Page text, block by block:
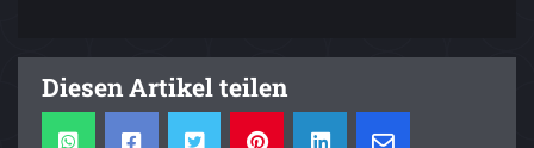
Diesen Artikel teilen